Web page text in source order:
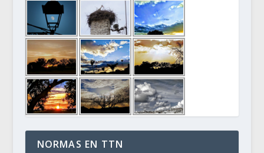
NORMAS EN TTN